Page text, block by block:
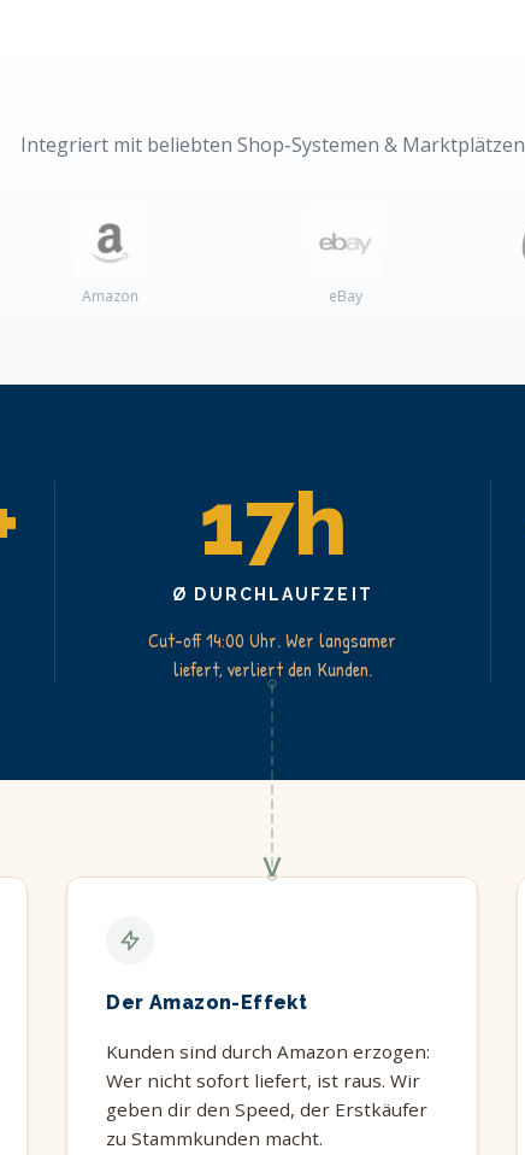
Integriert mit beliebten Shop-Systemen & Marktplätzen
17h
Ø DURCHLAUFZEIT
Cut-off 14:00 Uhr. Wer langsamer
liefert, verliert den Kunden.
Der Amazon-Effekt
Kunden sind durch Amazon erzogen:
Wer nicht sofort liefert, ist raus. Wir
geben dir den Speed, der Erstkäufer
zu Stammkunden macht.